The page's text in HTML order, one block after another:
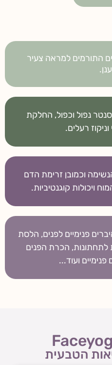
התורמים למראה צעיר
נפול וכפול, החלקת
רעלים.
וכמובן זרימת הדם
ויכולות קוגנטיביות.
פנימיים לפנים, הלסת
לתחתונות, הכרת הפנים
ועוד...
הטבעית